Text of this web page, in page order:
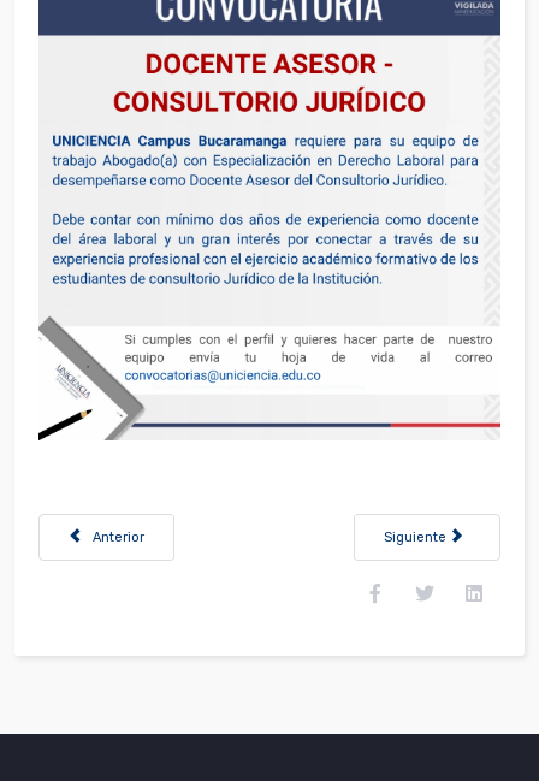
Artículo anterior: Convocatoria Auxiliar Administrativo(a) de Talento
Anterior Artículo siguiente:
Siguiente